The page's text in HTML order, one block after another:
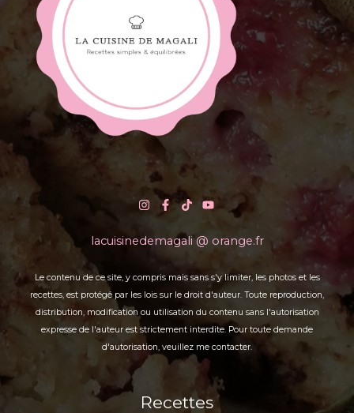
lacuisinedemagali @ orange.fr
Le contenu de ce site, y compris mais sans s'y limiter, les photos et les
recettes, est protégé par les lois sur le droit d'auteur. Toute reproduction,
distribution, modification ou utilisation du contenu sans l'autorisation
expresse de l'auteur est strictement interdite. Pour toute demande
d'autorisation, veuillez me contacter.
Recettes